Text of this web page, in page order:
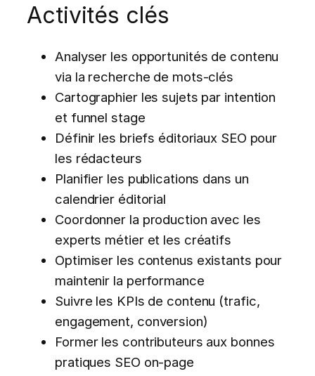
Activités clés
Analyser les opportunités de contenu
via la recherche de mots-clés
Cartographier les sujets par intention
et funnel stage
Définir les briefs éditoriaux SEO pour
les rédacteurs
Planifier les publications dans un
calendrier éditorial
Coordonner la production avec les
experts métier et les créatifs
Optimiser les contenus existants pour
maintenir la performance
Suivre les KPIs de contenu (trafic,
engagement, conversion)
Former les contributeurs aux bonnes
pratiques SEO on-page